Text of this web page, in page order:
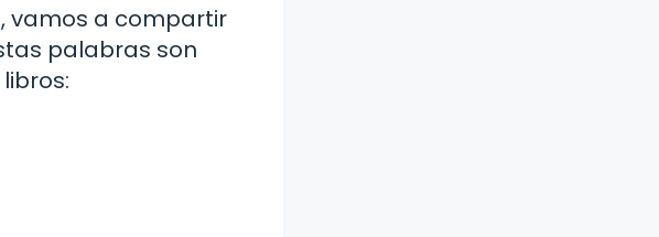
vamos a compartir
palabras son